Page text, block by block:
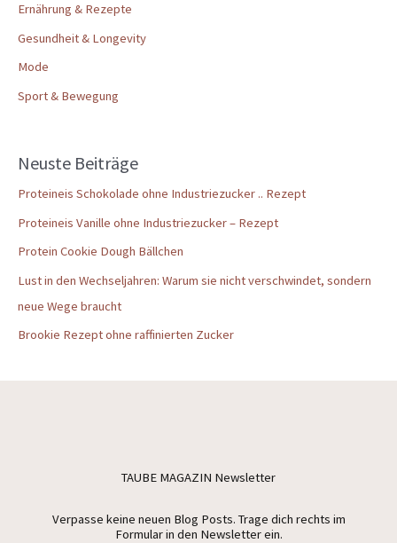
Ernährung & Rezepte
Gesundheit & Longevity
Mode
Sport & Bewegung
Neuste Beiträge
Proteineis Schokolade ohne Industriezucker .. Rezept
Proteineis Vanille ohne Industriezucker – Rezept
Protein Cookie Dough Bällchen
Lust in den Wechseljahren: Warum sie nicht verschwindet, sondern
neue Wege braucht
Brookie Rezept ohne raffinierten Zucker
TAUBE MAGAZIN Newsletter
Verpasse keine neuen Blog Posts. Trage dich rechts im
Formular in den Newsletter ein.